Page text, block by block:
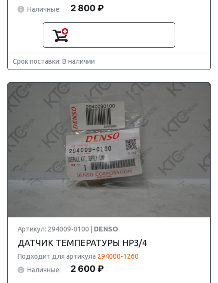
Наличные:
2 800 ₽
Срок поставки: В наличии
Артикул: 294009-0100 | DENSO
ДАТЧИК ТЕМПЕРАТУРЫ HP3/4
Подходит для артикула 294000-1260
Наличные:
2 600 ₽